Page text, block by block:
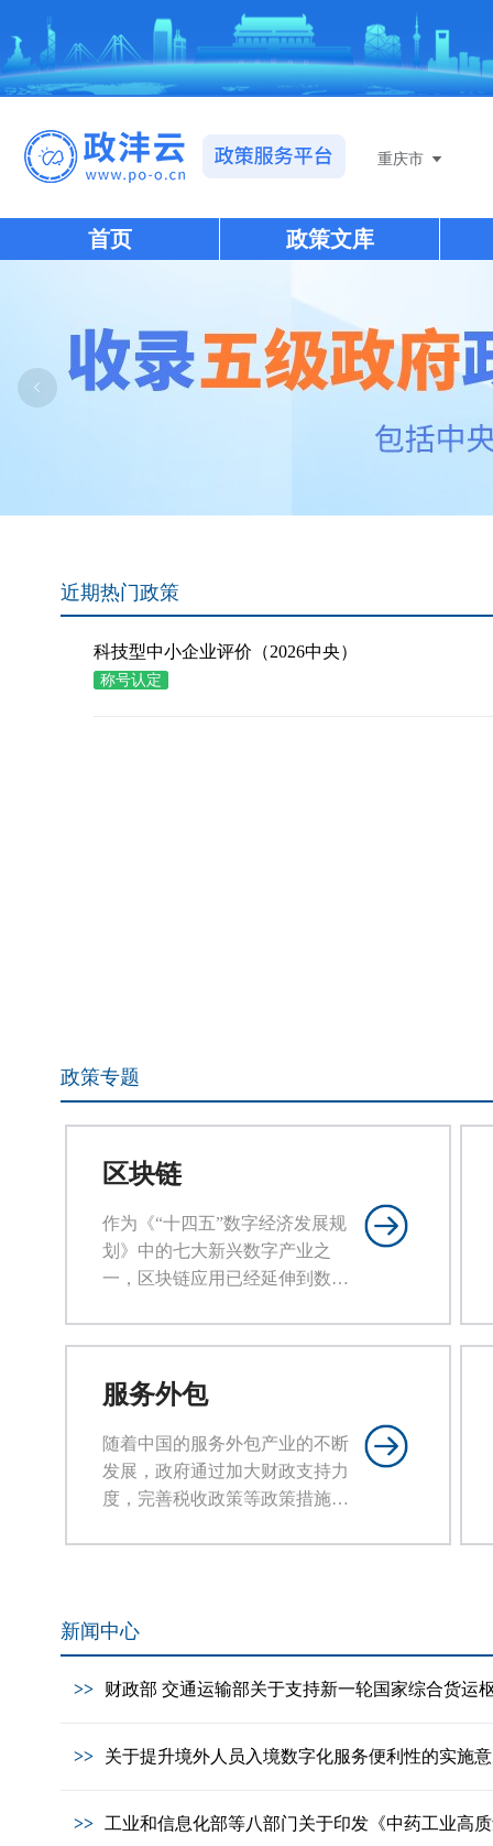
重庆市
首页 政策文库
近期热门政策
科技型中小企业评价（2026中央）
称号认定
政策专题
区块链
作为《“十四五”数字经济发展规
划》中的七大新兴数字产业之
一，区块链应用已经延伸到数字
擎，各级政府出台新政策促进区
服务外包
随着中国的服务外包产业的不断
发展，政府通过加大财政支持力
度，完善税收政策等政策措施，
国际竞争力
新闻中心
>> 财政部 交通运输部关于支持新一轮国家综合货运
>> 关于提升境外人员入境数字化服务便利性的实施
>> 工业和信息化部等八部门关于印发《中药工业高